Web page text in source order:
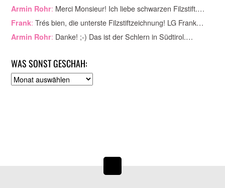
Armin Rohr: Merci Monsieur! Ich liebe schwarzen Filzstift.…
Frank: Trés bien, die unterste Filzstiftzeichnung! LG Frank…
Armin Rohr: Danke! ;-) Das ist der Schlern in Südtirol.…
WAS SONST GESCHAH:
A